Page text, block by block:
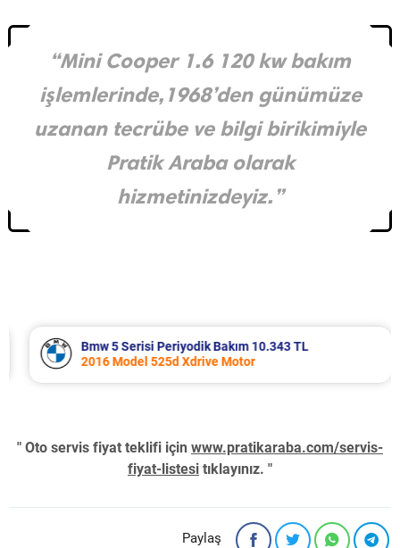
“Mini Cooper 1.6 120 kw bakım
işlemlerinde,1968’den günümüze
uzanan tecrübe ve bilgi birikimiyle
Pratik Araba olarak
hizmetinizdeyiz.”
Bmw 5 Serisi Periyodik Bakım 10.343 TL
2016 Model 525d Xdrive Motor
" Oto servis fiyat teklifi için www.pratikaraba.com/servis-
fiyat-listesi tıklayınız. "
Paylaş